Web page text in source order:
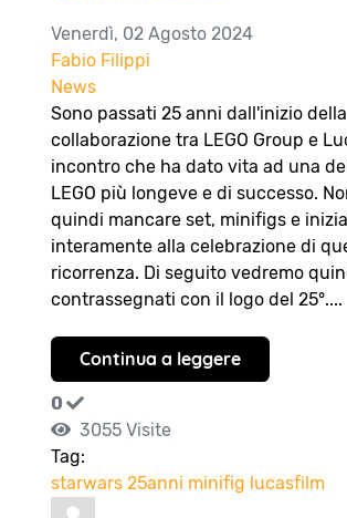
Venerdì, 02 Agosto 2024
Fabio Filippi
News
Sono passati 25 anni dall'inizio della
collaborazione tra LEGO Group e
incontro che ha dato vita ad una
LEGO più longeve e di successo.
quindi mancare set, minifigs e
interamente alla celebrazione di
ricorrenza. Di seguito vedremo
contrassegnati con il logo del 25°....
Continua a leggere
0
3055 Visite
Tag:
starwars 25anni minifig lucasfilm